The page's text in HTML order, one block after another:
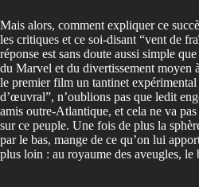
Mais alors, comment expliquer ce
les critiques et ce soi-disant “vent de
réponse est sans doute aussi simple
du Marvel et du divertissement moyen
le premier film un tantinet
d’œuvral”, n’oublions pas que ledit
amis outre-Atlantique, et cela ne va
sur ce peuple. Une fois de plus la
par le bas, mange de ce qu’on lui
plus loin : au royaume des aveugles, le